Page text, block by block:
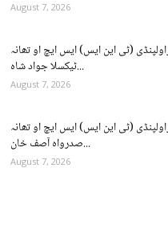
August 7, 2026
(ٹی این ایس) ایس ایچ او تھانہ
ٹیکسلا جواد شاہ...
August 7, 2026
(ٹی این ایس) ایس ایچ او تھانہ
صدرواہ آصف خان...
August 7, 2026